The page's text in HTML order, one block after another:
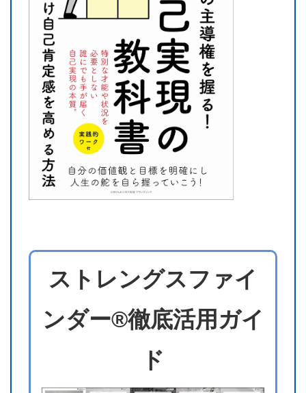
ストレングスファイ
ンダー®徹底活用ガイ
ド